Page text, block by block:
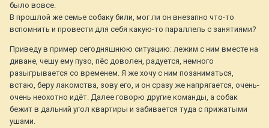
было вовсе.
В прошлой же семье собаку били, мог ли он внезапно что-то
вспомнить и провести для себя какую-то параллель с занятиями?
Приведу в пример сегодняшнюю ситуацию: лежим с ним вместе на
диване, чешу ему пузо, пёс доволен, радуется, немного
разыгрывается со временем. Я же хочу с ним позаниматься,
встаю, беру лакомства, зову его, и он сразу же напрягается, очень-
очень неохотно идёт. Далее говорю другие команды, а собак
бежит в дальний угол квартиры и забивается туда с прижатыми
ушами.